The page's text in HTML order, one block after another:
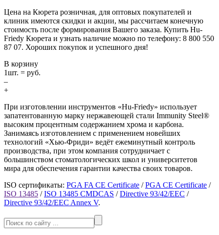
Цена на Кюрета розничная, для оптовых покупателей и
клиник имеются скидки и акции, мы рассчитаем конечную
стоимость после формирования Вашего заказа. Купить Hu-
Friedy Кюрета и узнать наличие можно по телефону: 8 800 550
87 07. Хороших покупок и успешного дня!
В корзину
1шт. = руб.
–
+
При изготовлении инструментов «Hu-Friedy» использует
запатентованную марку нержавеющей стали Immunity Steel®
высоким процентным содержанием хрома и карбона.
Занимаясь изготовлением с применением новейших
технологий «Хью-Фриди» ведёт ежеминутный контроль
производства, при этом компания сотрудничает с
большинством стоматологических школ и университетов
мира для обеспечения гарантии качества своих товаров.
ISO сертификаты: PGA FA CE Certificate /PGA CE Certificate /
ISO 13485 /ISO 13485 CMDCAS /Directive 93/42/EEC /
Directive 93/42/EEC Annex V.